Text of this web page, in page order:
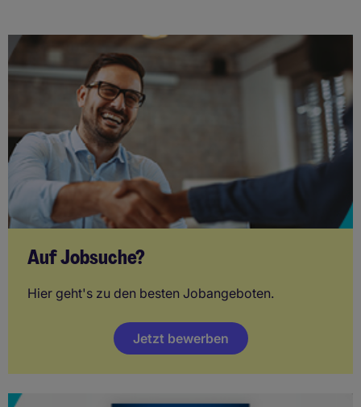
Auf Jobsuche?
Hier geht's zu den besten Jobangeboten.
Jetzt bewerben